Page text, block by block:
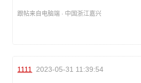
跟帖来自电脑端 · 中国浙江嘉兴
1111 2023-05-31 11:39:54